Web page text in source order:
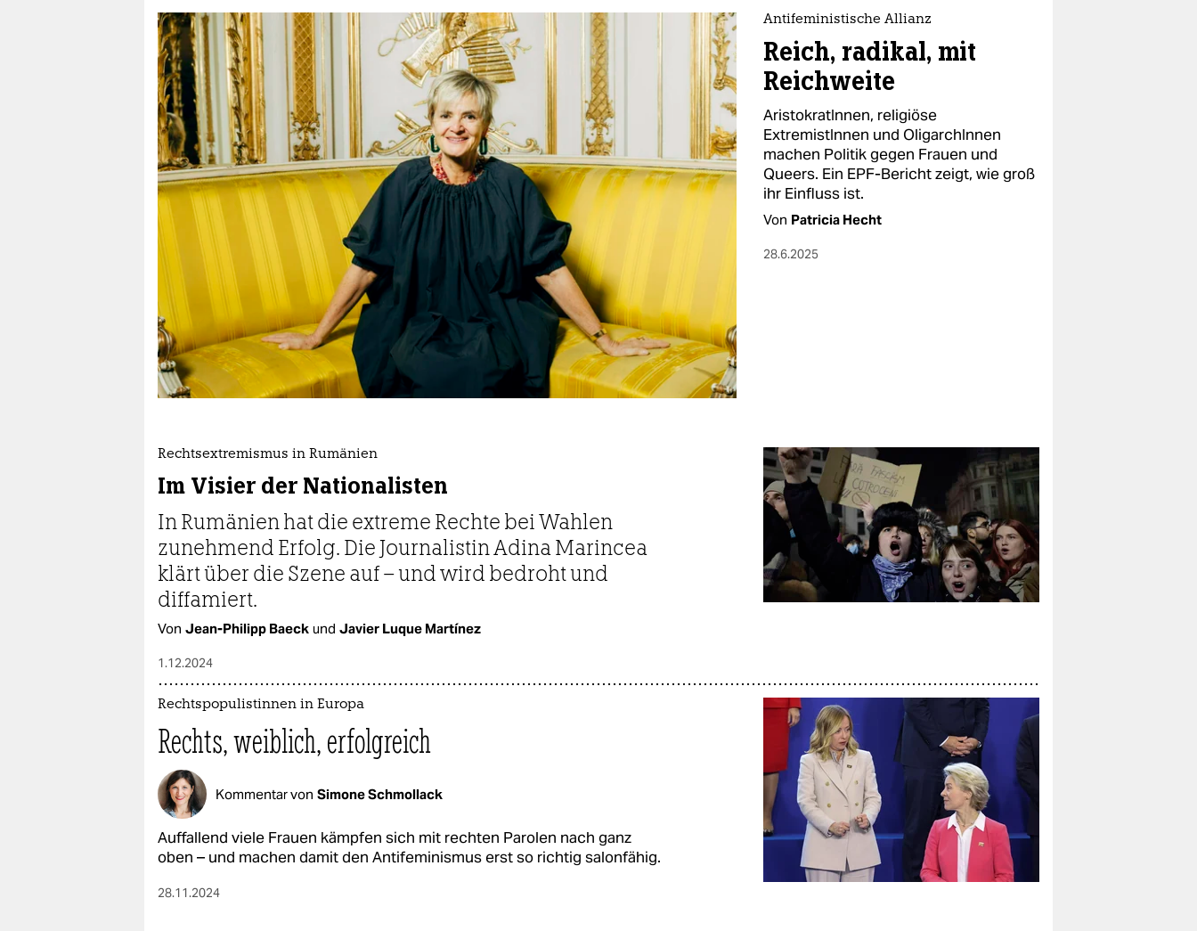
fragen & hilfe
unterstützen
abo
genossenschaft
epaper login
Gazeta Wyborcza(Warschau),HVG(Budapest),WOZ(Zürich) undInternazionale
(Rom).
Die gemeinsamen Recherchen werden gefördert durch das Investigative Journalism for
Europe Programm.
Antifeministische Allianz
Reich, radikal, mit
Reichweite
AristokratInnen, religiöse
ExtremistInnen und OligarchInnen
machen Politik gegen Frauen und
Queers. Ein EPF-Bericht zeigt, wie groß
ihr Einfluss ist.
Von Patricia Hecht
28.6.2025
Rechtsextremismus in Rumänien
Im Visier der Nationalisten
In Rumänien hat die extreme Rechte bei Wahlen
zunehmend Erfolg. Die Journalistin Adina Marincea
klärt über die Szene auf – und wird bedroht und
diffamiert.
Von Jean-Philipp Baeck und Javier Luque Martínez
1.12.2024
Rechtspopulistinnen in Europa
Rechts, weiblich, erfolgreich
Kommentar von Simone Schmollack
Auffallend viele Frauen kämpfen sich mit rechten Parolen nach ganz
oben – und machen damit den Antifeminismus erst so richtig salonfähig.
28.11.2024